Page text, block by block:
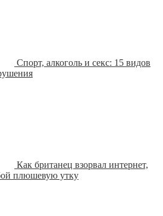
Спорт, алкоголь и секс: 15 видов
Как британец взорвал интернет,
плюшевую утку